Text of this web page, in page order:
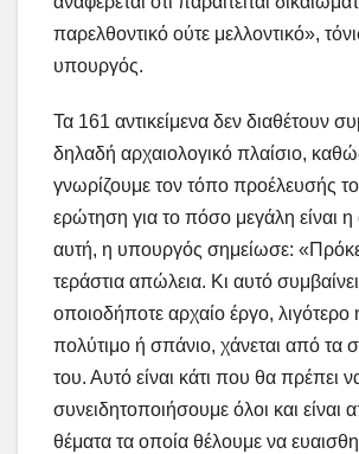
παρελθοντικό ούτε μελλοντικό»,
υπουργός.
Τα 161 αντικείμενα δεν διαθέτουν
δηλαδή αρχαιολογικό πλαίσιο,
γνωρίζουμε τον τόπο προέλευσής
ερώτηση για το πόσο μεγάλη είναι
αυτή, η υπουργός σημείωσε:
τεράστια απώλεια. Κι αυτό
οποιοδήποτε αρχαίο έργο, λιγότερο
πολύτιμο ή σπάνιο, χάνεται από τα
του. Αυτό είναι κάτι που θα πρέπει
συνειδητοποιήσουμε όλοι και είναι
θέματα τα οποία θέλουμε να